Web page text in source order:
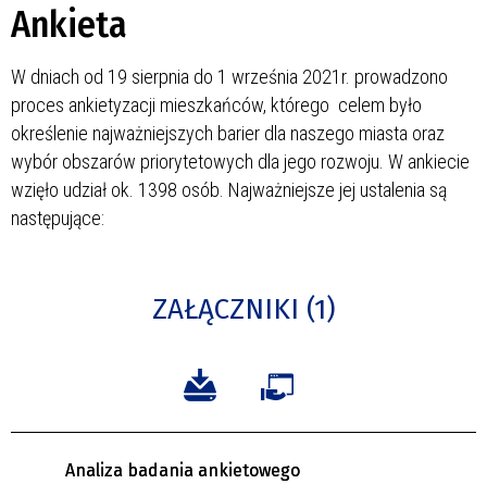
Ankieta
W dniach od 19 sierpnia do 1 września 2021r. prowadzono
proces ankietyzacji mieszkańców, którego celem było
określenie najważniejszych barier dla naszego miasta oraz
wybór obszarów priorytetowych dla jego rozwoju. W ankiecie
wzięło udział ok. 1398 osób. Najważniejsze jej ustalenia są
następujące:
ZAŁĄCZNIKI (1)
Analiza badania ankietowego